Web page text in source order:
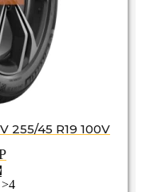
255/45 R19 100V